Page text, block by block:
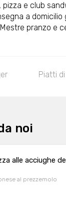
pizza e club
a domicilio
pranzo e
Piatti
noi
alle acciughe
al prezzemolo